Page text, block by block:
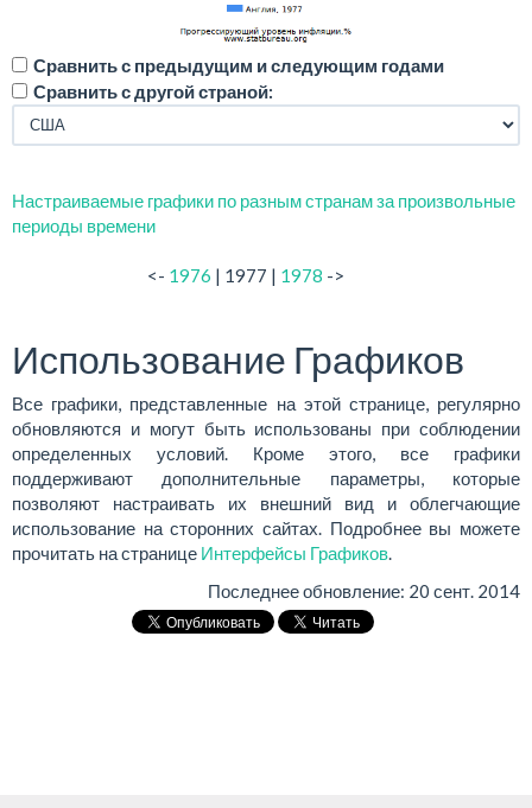
Сравнить с предыдущим и следующим годами
Сравнить с другой страной:
Настраиваемые графики по разным странам за произвольные
периоды времени
<- 1976 | 1977 | 1978 ->
Использование Графиков
Все графики, представленные на этой странице, регулярно
обновляются и могут быть использованы при соблюдении
определенных условий. Кроме этого, все графики
поддерживают дополнительные параметры, которые
позволяют настраивать их внешний вид и облегчающие
использование на сторонних сайтах. Подробнее вы можете
прочитать на странице Интерфейсы Графиков.
Последнее обновление: 20 сент. 2014